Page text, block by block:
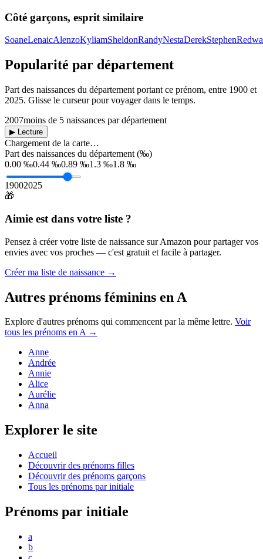
Côté garçons, esprit similaire
SoaneLenaicAlenzoKyliamSheldonRandyNestaDerekStephen
Popularité par département
Part des naissances du département portant ce prénom, entre 1900 et
2025. Glisse le curseur pour voyager dans le temps.
2007moins de 5 naissances par département
▶ Lecture
Chargement de la carte…
Part des naissances du département (‰)
0.00 ‰0.44 ‰0.89 ‰1.3 ‰1.8 ‰
19002025
🎁
Aimie est dans votre liste ?
Pensez à créer votre liste de naissance sur Amazon pour partager vos
envies avec vos proches — c'est gratuit et facile à partager.
Créer ma liste de naissance →
Autres prénoms féminins en A
Explore d'autres prénoms qui commencent par la même lettre. Voir
tous les prénoms enA→
Anne
Andrée
Annie
Alice
Aurélie
Anna
Explorer le site
Accueil
Découvrir des prénoms filles
Découvrir des prénoms garçons
Tous les prénoms par initiale
Prénoms par initiale
a
b